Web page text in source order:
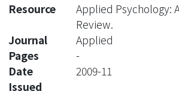
Resource
Applied Psychology:
Review.
Journal
Applied
Pages
-
Date
Issued
2009-11